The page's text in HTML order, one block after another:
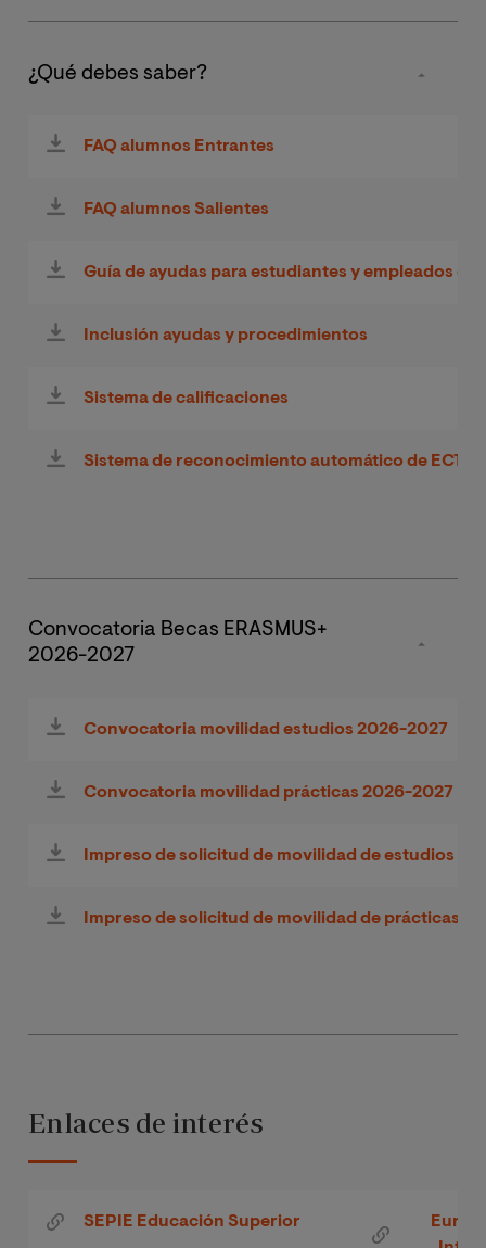
¿Qué debes saber?
FAQ alumnos Entrantes
FAQ alumnos Salientes
Guía de ayudas para estudiantes y empleados
Inclusión ayudas y procedimientos
Sistema de calificaciones
Sistema de reconocimiento automático de ECTS
Convocatoria Becas ERASMUS+
2026-2027
Convocatoria movilidad estudios 2026-2027
Convocatoria movilidad prácticas 2026-2027
Impreso de solicitud de movilidad de estudios
Impreso de solicitud de movilidad de prácticas
Enlaces de interés
SEPIE Educación Superior